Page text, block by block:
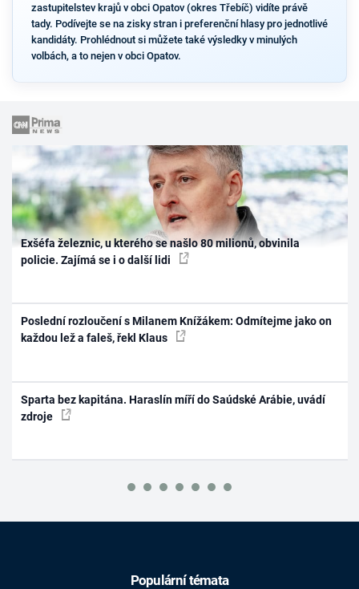
zastupitelstev krajů v obci Opatov (okres Třebíč) vidíte právě
tady. Podívejte se na zisky stran i preferenční hlasy pro jednotlivé
kandidáty. Prohlédnout si můžete také výsledky v minulých
volbách, a to nejen v obci Opatov.
Exšéfa železnic, u kterého se našlo 80 milionů, obvinila
policie. Zajímá se i o další lidi
Poslední rozloučení s Milanem Knížákem: Odmítejme jako on
každou lež a faleš, řekl Klaus
Sparta bez kapitána. Haraslín míří do Saúdské Arábie, uvádí
zdroje
Populární témata